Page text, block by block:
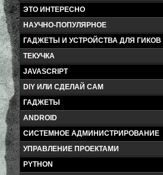
ЭТО ИНТЕРЕСНО
НАУЧНО-ПОПУЛЯРНОЕ
ГАДЖЕТЫ И УСТРОЙСТВА ДЛЯ ГИКОВ
ТЕКУЧКА
JAVASCRIPT
DIY ИЛИ СДЕЛАЙ САМ
ГАДЖЕТЫ
ANDROID
СИСТЕМНОЕ АДМИНИСТРИРОВАНИЕ
УПРАВЛЕНИЕ ПРОЕКТАМИ
PYTHON